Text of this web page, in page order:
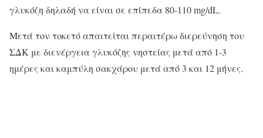
γλυκόζη δηλαδή να είναι σε επίπεδα 80-110 mg/dL.
Μετά τον τοκετό απαιτείται περαιτέρω διερεύνηση του
ΣΔΚ με διενέργεια γλυκόζης νηστείας μετά από 1-3
ημέρες και καμπύλη σακχάρου μετά από 3 και 12 μήνες.